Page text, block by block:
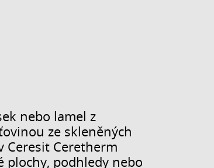
nebo lamel z
ze skleněných
Ceresit Ceretherm
plochy, podhledy nebo